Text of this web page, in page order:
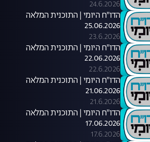
24.6.2026
הדו"ח היומי | התוכנית המלאה
25.06.2026
23.6.2026
הדו"ח היומי | התוכנית המלאה
22.06.2026
22.6.2026
הדו"ח היומי | התוכנית המלאה
21.06.2026
21.6.2026
הדו"ח היומי | התוכנית המלאה
17.06.2026
17.6.2026